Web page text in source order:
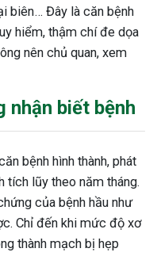
biên… Đây là căn bệnh
hiểm, thậm chí đe dọa
nên chủ quan, xem
nhận biết bệnh
bệnh hình thành, phát
tích lũy theo năm tháng.
của bệnh hầu như
Chỉ đến khi mức độ xơ
thành mạch bị hẹp